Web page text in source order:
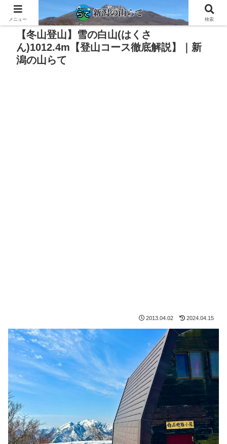
PR
【冬山登山】雪の白山(はくさ
ん)1012.4m【登山コース徹底解説】｜新
潟の山らて
2013.04.02 2024.04.15
メニュー 検索